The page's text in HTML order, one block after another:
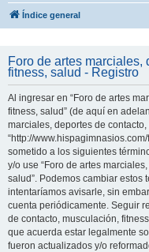
Índice general
Foro de artes marciales,
fitness, salud - Registro
Al ingresar en “Foro de artes
fitness, salud” (de aquí en
marciales, deportes de
“http://
sometido a los siguientes
y/o use “Foro de artes
salud”. Podemos cambiar estos
intentaríamos avisarle, sin
cuenta periódicamente. Seguir
de contacto, musculación,
que acuerda estar legalmente
fueron actualizados y/o